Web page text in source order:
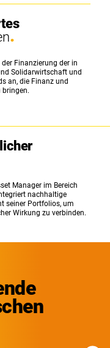
Finanzierung der in
Solidarwirtschaft und
an, die Finanz und
bringen.
Manager im Bereich
nachhaltige
seiner Portfolios, um
Wirkung zu verbinden.